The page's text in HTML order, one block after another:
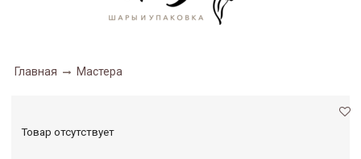
Главная Мастера
Товар отсутствует